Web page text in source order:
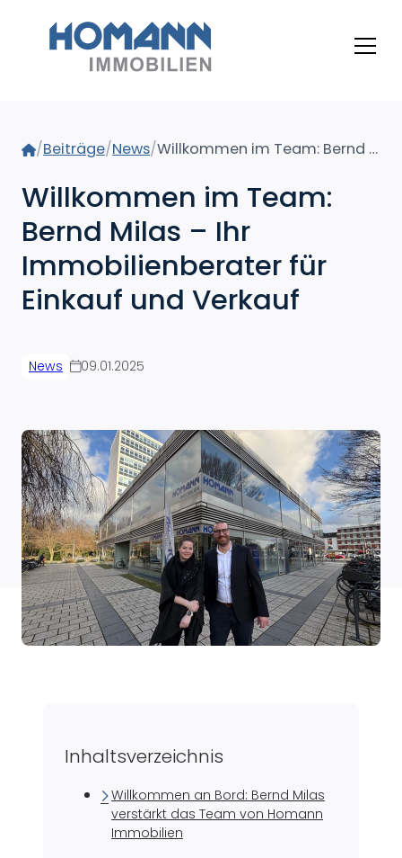
Home
/Beiträge/News/ Willkommen im Team: Bernd Milas – Ihr Immobilienberater für Einkauf und Verkauf
Willkommen im Team:
Bernd Milas – Ihr
Immobilienberater für
Einkauf und Verkauf
News 09.01.2025
Inhaltsverzeichnis
Willkommen an Bord: Bernd Milas
verstärkt das Team von Homann
Immobilien